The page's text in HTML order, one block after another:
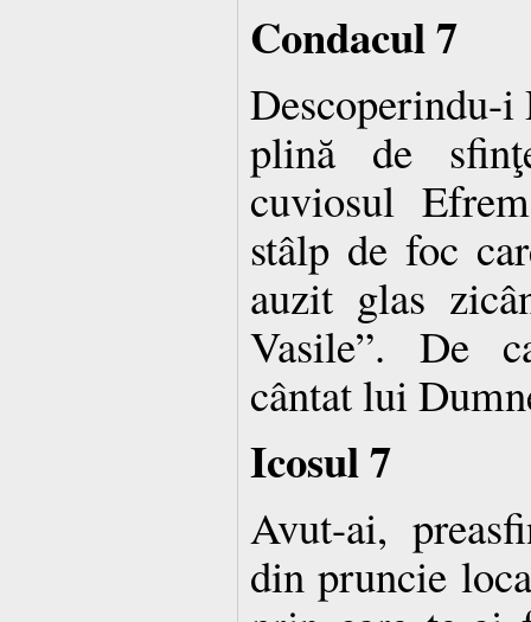
Condacul 7
Descoperindu-i
plină de
cuviosul
stâlp de foc
auzit glas
Vasile”. De
cântat lui
Icosul 7
Avut-ai,
din pruncie